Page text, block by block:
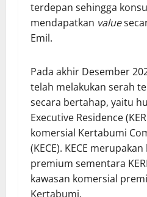
terdepan sehingga
mendapatkan value
Emil.
Pada akhir Desember
telah melakukan serah
secara bertahap, yaitu
Executive Residence
komersial Kertabumi
(KECE). KECE
premium sementara
kawasan komersial
Kertabumi.